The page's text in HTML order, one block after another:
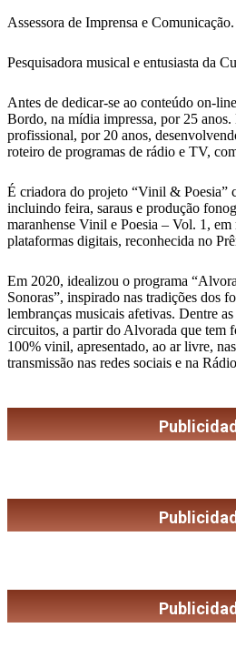
Assessora de Imprensa e Comunicação.
Pesquisadora musical e entusiasta da
Antes de dedicar-se ao conteúdo on-
Bordo, na mídia impressa, por 25
profissional, por 20 anos,
roteiro de programas de rádio e TV,
É criadora do projeto “Vinil & Poesia”
incluindo feira, saraus e produção
maranhense Vinil e Poesia – Vol. 1,
plataformas digitais, reconhecida no
Em 2020, idealizou o programa
Sonoras”, inspirado nas tradições dos
lembranças musicais afetivas. Dentre
circuitos, a partir do Alvorada que tem
100% vinil, apresentado, ao ar livre,
transmissão nas redes sociais e na